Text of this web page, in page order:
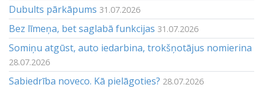
Dubults pārkāpums 31.07.2026
Bez līmeņa, bet saglabā funkcijas 31.07.2026
Somiņu atgūst, auto iedarbina, trokšņotājus nomierina
28.07.2026
Sabiedrība noveco. Kā pielāgoties? 28.07.2026